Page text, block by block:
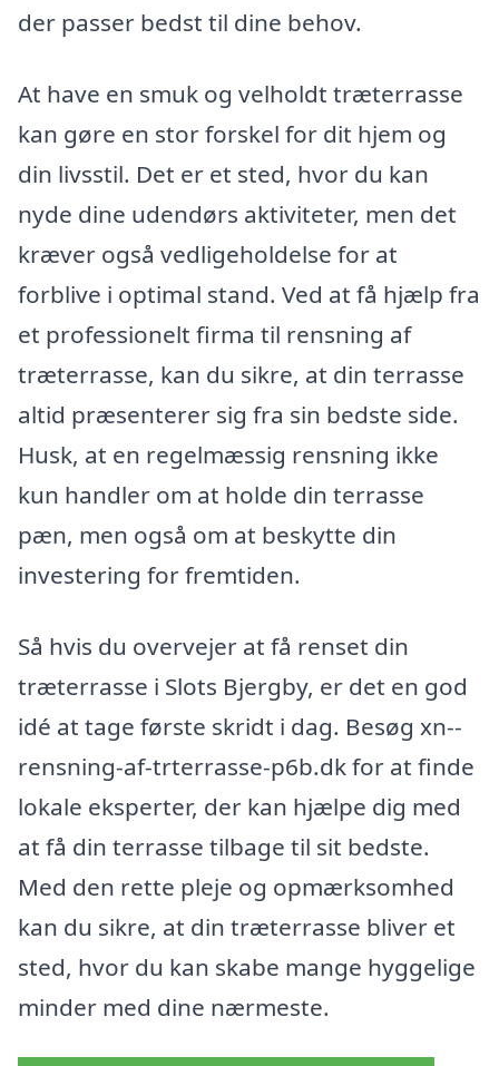
der passer bedst til dine behov.
At have en smuk og velholdt træterrasse
kan gøre en stor forskel for dit hjem og
din livsstil. Det er et sted, hvor du kan
nyde dine udendørs aktiviteter, men det
kræver også vedligeholdelse for at
forblive i optimal stand. Ved at få hjælp fra
et professionelt firma til rensning af
træterrasse, kan du sikre, at din terrasse
altid præsenterer sig fra sin bedste side.
Husk, at en regelmæssig rensning ikke
kun handler om at holde din terrasse
pæn, men også om at beskytte din
investering for fremtiden.
Så hvis du overvejer at få renset din
træterrasse i Slots Bjergby, er det en god
idé at tage første skridt i dag. Besøg xn--
rensning-af-trterrasse-p6b.dk for at finde
lokale eksperter, der kan hjælpe dig med
at få din terrasse tilbage til sit bedste.
Med den rette pleje og opmærksomhed
kan du sikre, at din træterrasse bliver et
sted, hvor du kan skabe mange hyggelige
minder med dine nærmeste.